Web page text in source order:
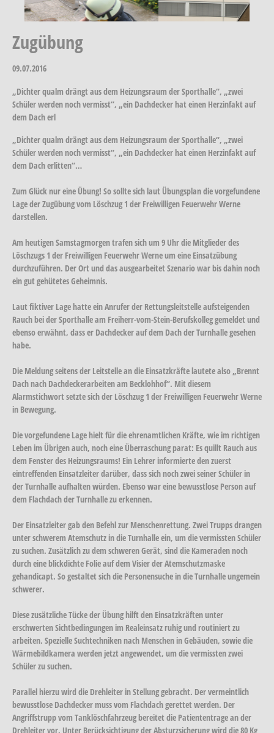
Zugübung
09.07.2016
„Dichter qualm drängt aus dem Heizungsraum der Sporthalle“, „zwei
Schüler werden noch vermisst“, „ein Dachdecker hat einen Herzinfakt auf
dem Dach erl
„Dichter qualm drängt aus dem Heizungsraum der Sporthalle“, „zwei
Schüler werden noch vermisst“, „ein Dachdecker hat einen Herzinfakt auf
dem Dach erlitten“…
Zum Glück nur eine Übung! So sollte sich laut Übungsplan die vorgefundene
Lage der Zugübung vom Löschzug 1 der Freiwilligen Feuerwehr Werne
darstellen.
Am heutigen Samstagmorgen trafen sich um 9 Uhr die Mitglieder des
Löschzugs 1 der Freiwilligen Feuerwehr Werne um eine Einsatzübung
durchzuführen. Der Ort und das ausgearbeitet Szenario war bis dahin noch
ein gut gehütetes Geheimnis.
Laut fiktiver Lage hatte ein Anrufer der Rettungsleitstelle aufsteigenden
Rauch bei der Sporthalle am Freiherr-vom-Stein-Berufskolleg gemeldet und
ebenso erwähnt, dass er Dachdecker auf dem Dach der Turnhalle gesehen
habe.
Die Meldung seitens der Leitstelle an die Einsatzkräfte lautete also „Brennt
Dach nach Dachdeckerarbeiten am Becklohhof“. Mit diesem
Alarmstichwort setzte sich der Löschzug 1 der Freiwilligen Feuerwehr Werne
in Bewegung.
Die vorgefundene Lage hielt für die ehrenamtlichen Kräfte, wie im richtigen
Leben im Übrigen auch, noch eine Überraschung parat: Es quillt Rauch aus
dem Fenster des Heizungsraums! Ein Lehrer informierte den zuerst
eintreffenden Einsatzleiter darüber, dass sich noch zwei seiner Schüler in
der Turnhalle aufhalten würden. Ebenso war eine bewusstlose Person auf
dem Flachdach der Turnhalle zu erkennen.
Der Einsatzleiter gab den Befehl zur Menschenrettung. Zwei Trupps drangen
unter schwerem Atemschutz in die Turnhalle ein, um die vermissten Schüler
zu suchen. Zusätzlich zu dem schweren Gerät, sind die Kameraden noch
durch eine blickdichte Folie auf dem Visier der Atemschutzmaske
gehandicapt. So gestaltet sich die Personensuche in die Turnhalle ungemein
schwerer.
Diese zusätzliche Tücke der Übung hilft den Einsatzkräften unter
erschwerten Sichtbedingungen im Realeinsatz ruhig und routiniert zu
arbeiten. Spezielle Suchtechniken nach Menschen in Gebäuden, sowie die
Wärmebildkamera werden jetzt angewendet, um die vermissten zwei
Schüler zu suchen.
Parallel hierzu wird die Drehleiter in Stellung gebracht. Der vermeintlich
bewusstlose Dachdecker muss vom Flachdach gerettet werden. Der
Angriffstrupp vom Tanklöschfahrzeug bereitet die Patiententrage an der
Drehleiter vor. Unter Berücksichtigung der Absturzsicherung wird die 80 Kg